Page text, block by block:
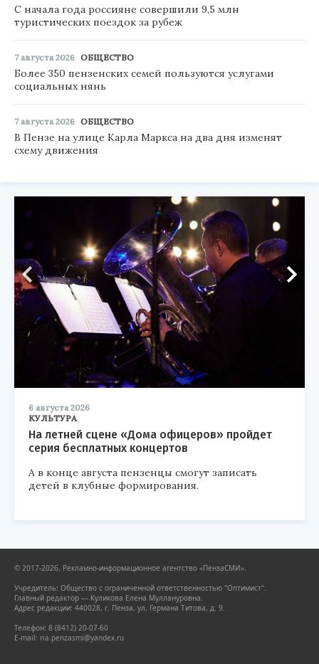
С начала года россияне совершили 9,5 млн
туристических поездок за рубеж
7 августа 2026 ОБЩЕСТВО
Более 350 пензенских семей пользуются услугами
социальных нянь
7 августа 2026 ОБЩЕСТВО
В Пензе на улице Карла Маркса на два дня изменят
схему движения
6 августа 2026
КУЛЬТУРА
На летней сцене «Дома офицеров» пройдет
серия бесплатных концертов
А в конце августа пензенцы смогут записать
детей в клубные формирования.
© 2017-2026, Рекламно-информационное агентство «ПензаСМИ».
Учредитель: Общество с ограниченной ответственностью "Оптимист".
Главный редактор — Куликова Елена Муллануровна.
Адрес редакции: 440028, г. Пенза, ул. Германа Титова, д. 9.
Телефон: 8 (8412) 20-07-60
E-mail: ria.penzasmi@yandex.ru